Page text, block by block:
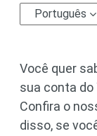
Português
Você quer
sua conta do
Confira o
disso, se